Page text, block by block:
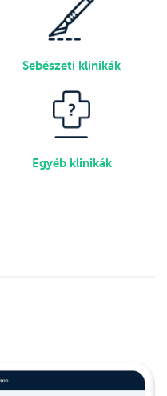
Sebészeti klinikák
Egyéb klinikák